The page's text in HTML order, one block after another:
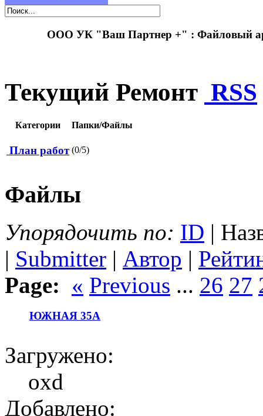
ООО УК "Ваш Партнер +" : Файловый
Текущий Ремонт RSS
Категории Папки/Файлы
План работ (0/5)
Файлы
Упорядочить по: ID |
| Submitter | Автор |
Page: « Previous ... 26 27
ЮЖНАЯ 35А
Загружено:
oxd
Добавлено: